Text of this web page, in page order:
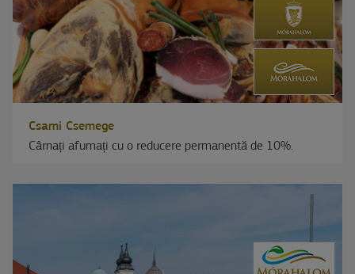
Csami Csemege
Cârnați afumați cu o reducere permanentă de 10%.